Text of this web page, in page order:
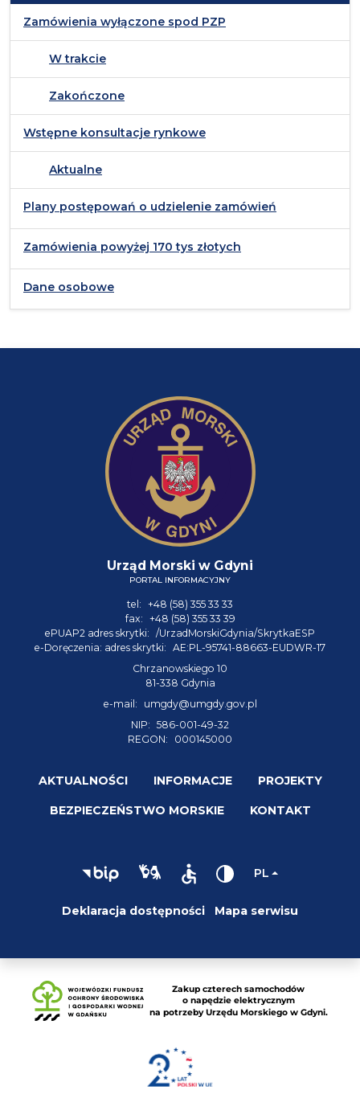
Zamówienia wyłączone spod PZP
W trakcie
Zakończone
Wstępne konsultacje rynkowe
Aktualne
Plany postępowań o udzielenie zamówień
Zamówienia powyżej 170 tys złotych
Dane osobowe
Urząd Morski w Gdyni
PORTAL INFORMACYJNY
tel: +48 (58) 355 33 33
fax: +48 (58) 355 33 39
ePUAP2 adres skrytki: /UrzadMorskiGdynia/SkrytkaESP
e-Doręczenia: adres skrytki: AE:PL-95741-88663-EUDWR-17
Chrzanowskiego 10
81-338 Gdynia
e-mail:
umgdy@umgdy.gov.pl
NIP: 586-001-49-32
REGON:
000145000
AKTUALNOŚCI INFORMACJE PROJEKTY
BEZPIECZEŃSTWO MORSKIE KONTAKT
PL
Deklaracja dostępności Mapa serwisu